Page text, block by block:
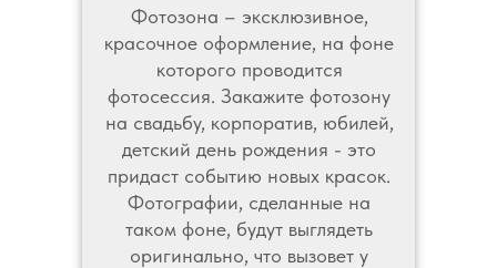
Фотозона – эксклюзивное,
красочное оформление, на фоне
которого проводится
фотосессия. Закажите фотозону
на свадьбу, корпоратив, юбилей,
детский день рождения - это
придаст событию новых красок.
Фотографии, сделанные на
таком фоне, будут выглядеть
оригинально, что вызовет у